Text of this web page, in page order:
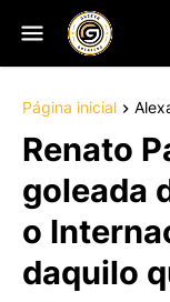
Página inicial
Renato
goleada
o
daquilo